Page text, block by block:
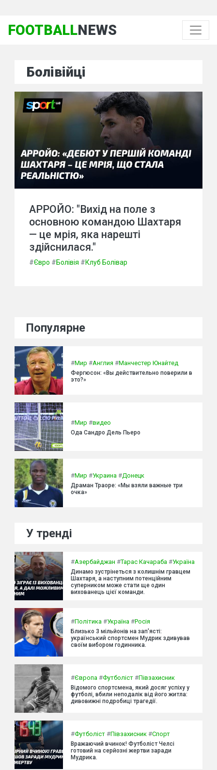
FOOTBALLNEWS
Болівійці
АРРОЙО: "Вихід на поле з
основною командою Шахтаря
— це мрія, яка нарешті
здійснилася."
#Євро #Болівія #Клуб Болівар
Популярне
#Мир #Англия #Манчестер Юнайтед
Фергюсон: «Вы действительно поверили в
это?»
#Мир #видео
Ода Сандро Дель Пьеро
#Мир #Украина #Донецк
Драман Траоре: «Мы взяли важные три
очка»
У тренді
#Азербайджан #Тарас Качараба #Україна
Динамо зустрінеться з колишнім гравцем
Шахтаря, а наступним потенційним
суперником може стати ще один
вихованець цієї команди.
#Політика #Україна #Росія
Близько 3 мільйонів на зап'ясті:
український спортсмен Мудрик здивував
своїм вибором годинника.
#Європа #Футболіст #Півзахисник
Відомого спортсмена, який досяг успіху у
футболі, вбили неподалік від його житла:
дивовижні подробиці трагедії.
#Футболіст #Півзахисник #Спорт
Вражаючий вчинок! Футболіст Челсі
готовий на серйозні жертви заради
Мудрика.